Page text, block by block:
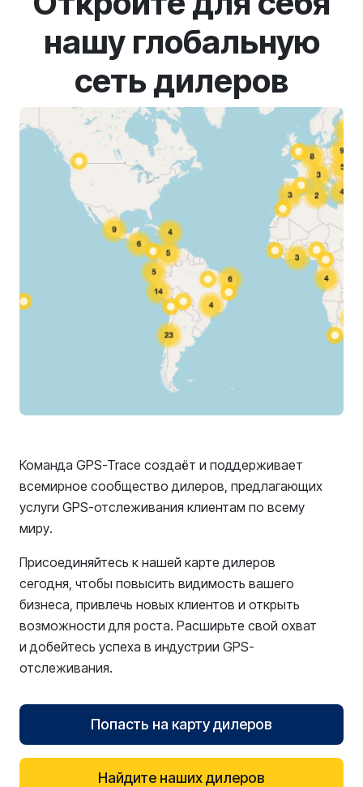
нашу глобальную
сеть дилеров
Команда GPS-Trace создаёт и поддерживает
всемирное сообщество дилеров, предлагающих
услуги GPS-отслеживания клиентам по всему
миру.
Присоединяйтесь к нашей карте дилеров
сегодня, чтобы повысить видимость вашего
бизнеса, привлечь новых клиентов и открыть
возможности для роста. Расширьте свой охват
и добейтесь успеха в индустрии GPS-
отслеживания.
Попасть на карту дилеров
Найдите наших дилеров